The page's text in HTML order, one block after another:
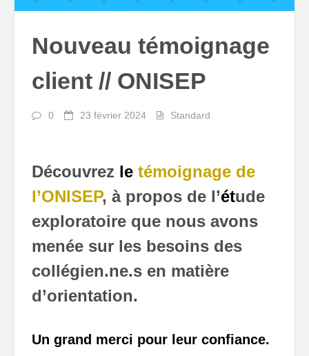
Nouveau témoignage
client // ONISEP
0 23 février 2024 Standard
Découvrez le témoignage de
l’ONISEP, à propos de l’étude
exploratoire que nous avons
menée sur les besoins des
collégien.ne.s en matière
d’orientation.
Un grand merci pour leur confiance.